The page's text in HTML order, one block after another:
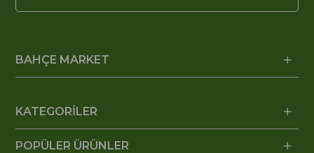
BAHÇE MARKET
KATEGORİLER
POPÜLER ÜRÜNLER